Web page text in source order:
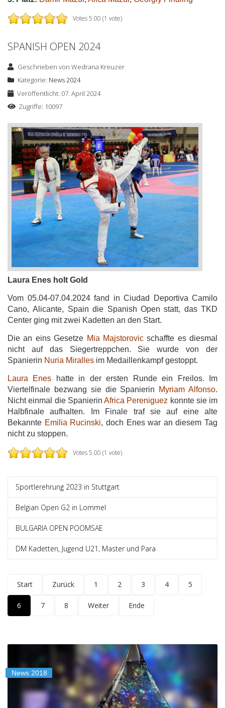
Votes 5.00 (1 vote)
SPANISH OPEN 2024
Geschrieben vonWedrana Kreuzer
Kategorie: News 2024
Veröffentlicht: 07. April 2024
Zugriffe: 10097
Laura Enes holt Gold
Vom 05.04-07.04.2024 fand in Ciudad Deportiva Camilo
Cano, Alicante, Spain die Spanish Open statt, das TKD
Center ging mit zwei Kadetten an den Start.
Die an eins Gesetze Mia Majstorovicschaffte es diesmal
nicht auf das Siegertreppchen. Sie wurde von der
Spanierin Nuria Miralles im Medaillenkampf gestoppt.
Laura Enes hatte in der ersten Runde ein Freilos. Im
Viertelfinale bezwang sie die Spanierin
Myriam Alfonso.
Nicht einmal die Spanierin Africa Pereniguez konnte sie im
Halbfinale aufhalten. Im Finale traf sie auf eine alte
Bekannte Emilia Rucinski, doch Enes war an diesem Tag
nicht zu stoppen.
Votes 5.00 (1 vote)
Sportlerehrung 2023 in Stuttgart
Belgian Open G2 in Lommel
BULGARIA OPEN POOMSAE
DM Kadetten, Jugend U21, Master und Para
Start Zurück 1 2 3 4 5
6 7 8 Weiter Ende
News 2018